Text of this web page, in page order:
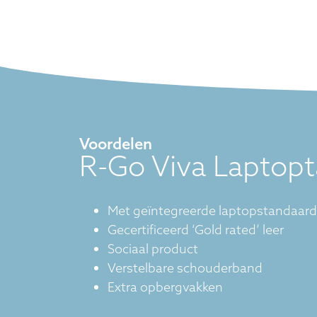
Voordelen
R-Go Viva
Met geïntegreerde laptopstandaard
Gecertificeerd ‘Gold rated’ leer
Sociaal product
Verstelbare schouderband
Extra opbergvakken